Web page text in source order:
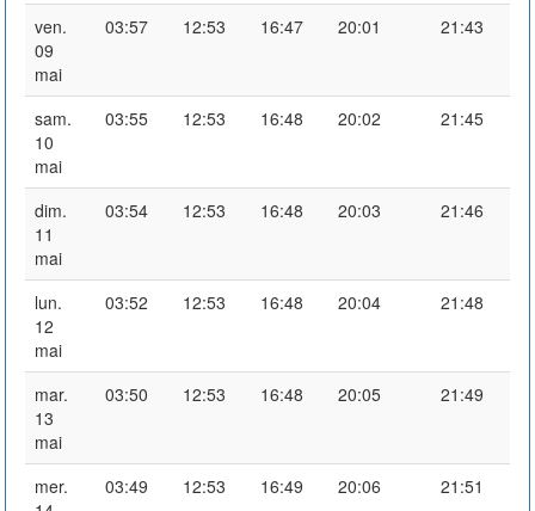
ven.
09
mai
03:57 12:53 16:47 20:01 21:43
sam.
10
mai
03:55 12:53 16:48 20:02 21:45
dim.
11
mai
03:54 12:53 16:48 20:03 21:46
lun.
12
mai
03:52 12:53 16:48 20:04 21:48
mar.
13
mai
03:50 12:53 16:48 20:05 21:49
mer.
03:49 12:53 16:49 20:06 21:51